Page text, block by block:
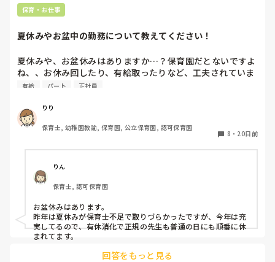
保育・お仕事
夏休みやお盆中の勤務について教えてください！
夏休みや、お盆休みはありますか…？保育園だとないですよ
ね、、お休み回したり、有給取ったりなど、工夫されていま
すか？🍉
有給 パート 正社員
りり
保育士, 幼稚園教諭, 保育園, 公立保育園, 認可保育園
8 ・ 20日前
りん
保育士, 認可保育園
お盆休みはあります。
昨年は夏休みが保育士不足で取りづらかったですが、今年は充
実してるので、有休消化で正規の先生も普通の日にも順番に休
まれてます。
回答をもっと見る